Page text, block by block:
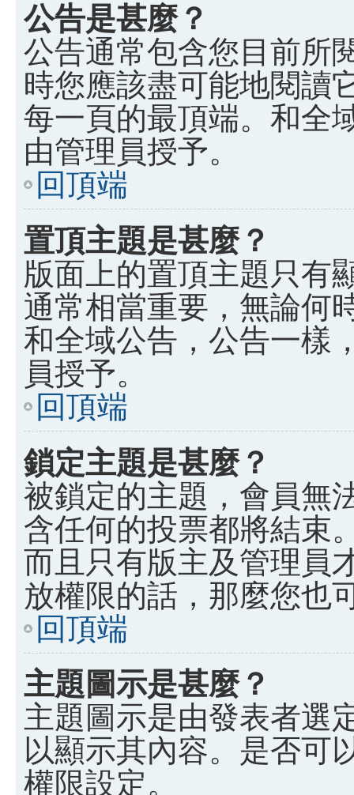
公告是甚麼？
公告通常包含您目前所
時您應該盡可能地閱讀
每一頁的最頂端。和全
由管理員授予。
回頂端
置頂主題是甚麼？
版面上的置頂主題只有
通常相當重要，無論何
和全域公告，公告一樣
員授予。
回頂端
鎖定主題是甚麼？
被鎖定的主題，會員無
含任何的投票都將結束
而且只有版主及管理員
放權限的話，那麼您也
回頂端
主題圖示是甚麼？
主題圖示是由發表者選
以顯示其內容。是否可
權限設定。